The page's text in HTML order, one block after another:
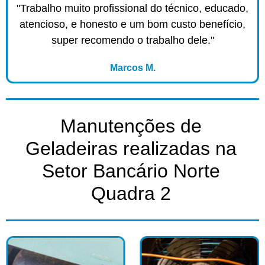
"Trabalho muito profissional do técnico, educado,
atencioso, e honesto e um bom custo benefício,
super recomendo o trabalho dele."
Marcos M.
Manutenções de
Geladeiras realizadas na
Setor Bancário Norte
Quadra 2​